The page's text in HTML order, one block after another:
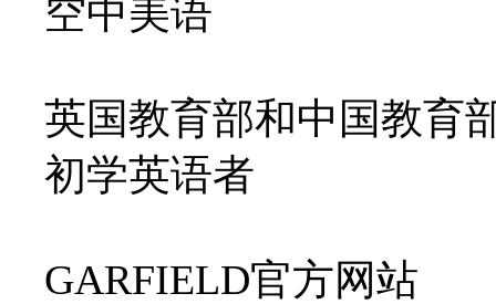
空中美语
英国教育部和中国教育
初学英语者
GARFIELD官方网站